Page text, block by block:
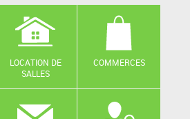
LOCATION DE
SALLES
COMMERCES